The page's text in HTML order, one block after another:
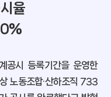
율
공시 등록기간을 운영한
노동조합·산하조직 733